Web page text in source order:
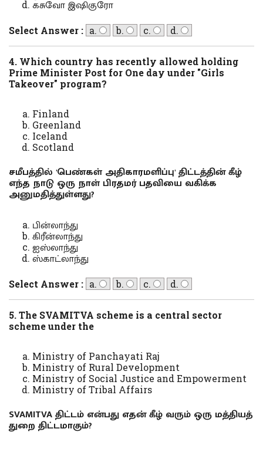
கசுவோ இஷிகுரோ
Select Answer : a. b. c. d.
4. Which country has recently allowed holding
Prime Minister Post for One day under "Girls
Takeover" program?
Finland
Greenland
Iceland
Scotland
சமீபத்தில் 'பெண்கள் அதிகாரமளிப்பு' திட்டத்தின் கீழ்
எந்த நாடு ஒரு நாள் பிரதமர் பதவியை வகிக்க
அனுமதித்துள்ளது?
பின்லாந்து
கிரீன்லாந்து
ஐஸ்லாந்து
ஸ்காட்லாந்து
Select Answer : a. b. c. d.
5. The SVAMITVA scheme is a central sector
scheme under the
Ministry of Panchayati Raj
Ministry of Rural Development
Ministry of Social Justice and Empowerment
Ministry of Tribal Affairs
SVAMITVA திட்டம் என்பது எதன் கீழ் வரும் ஒரு மத்தியத்
துறை திட்டமாகும்?